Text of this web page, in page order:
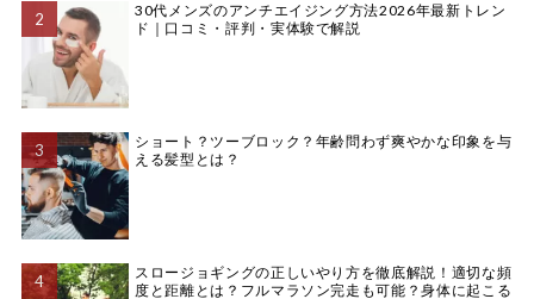
30代メンズのアンチエイジング方法2026年最新トレン
ド｜口コミ・評判・実体験で解説
ショート？ツーブロック？年齢問わず爽やかな印象を与
える髪型とは？
スロージョギングの正しいやり方を徹底解説！適切な頻
度と距離とは？フルマラソン完走も可能？身体に起こる